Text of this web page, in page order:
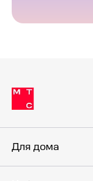
Для дома